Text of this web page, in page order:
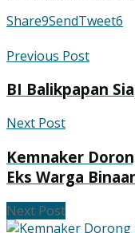
Share9SendTweet6
Previous Post
BI Balikpapan
Next Post
Kemnaker
Eks Warga
Next Post